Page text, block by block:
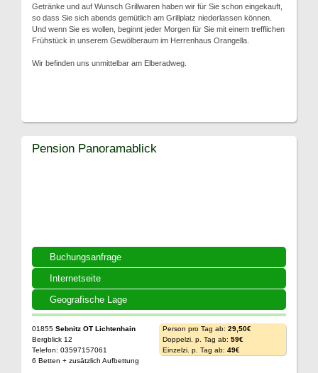
Getränke und auf Wunsch Grillwaren haben wir für Sie schon eingekauft,
so dass Sie sich abends gemütlich am Grillplatz niederlassen können.
Und wenn Sie es wollen, beginnt jeder Morgen für Sie mit einem trefflichen
Frühstück in unserem Gewölberaum im Herrenhaus Orangella.
Wir befinden uns unmittelbar am Elberadweg.
Buchungsanfrage
Internetseite
Geografische Lage
Pension Panoramablick
01855 Sebnitz OT Lichtenhain
Bergblick 12
Telefon: 03597157061
6 Betten + zusätzlich Aufbettung
Person pro Tag ab: 29,50€
Doppelzi. p. Tag ab: 59€
Einzelzi. p. Tag ab: 49€